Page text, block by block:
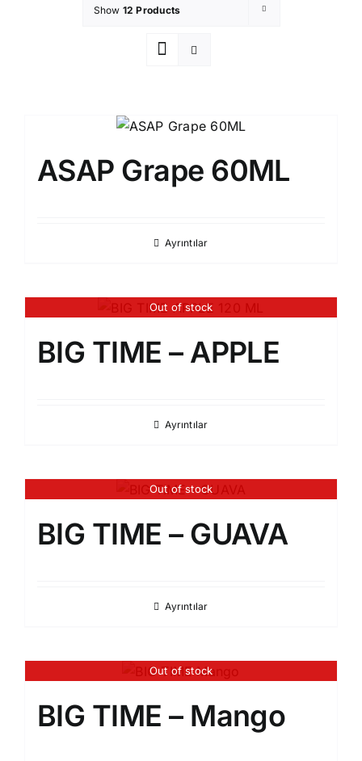
Show 12 Products
ASAP Grape 60ML
Ayrıntılar
Out of stock
BIG TIME – APPLE
Ayrıntılar
Out of stock
BIG TIME – GUAVA
Ayrıntılar
Out of stock
BIG TIME – Mango